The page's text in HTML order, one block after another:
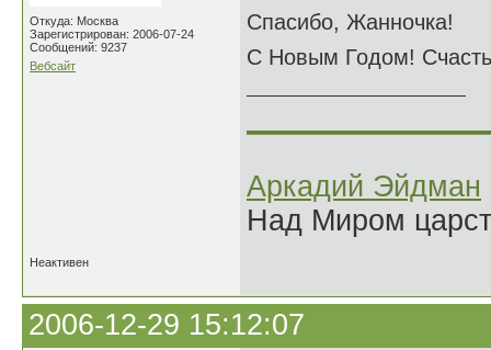
Откуда: Москва
Зарегистрирован: 2006-07-24
Сообщений: 9237
Вебсайт
Спасибо, Жанночка!
С Новым Годом!
Аркадий Эйдман
Над Миром
Неактивен
2006-12-29 15:12:07